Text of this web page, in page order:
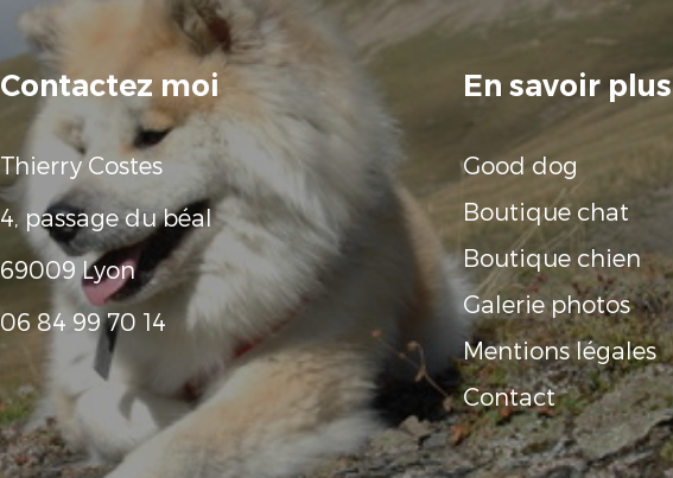
Contactez moi
Thierry Costes
4, passage du béal
69009 Lyon
06 84 99 70 14
En savoir plus
Good dog
Boutique chat
Boutique chien
Galerie photos
Mentions légales
Contact